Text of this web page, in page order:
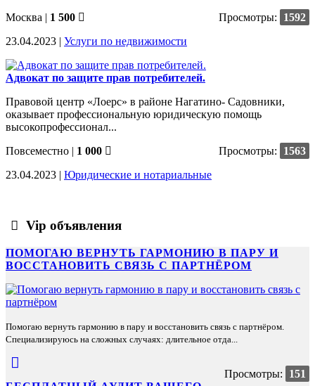
Москва | 1 500 Просмотры:
1592
23.04.2023 | Услуги по недвижимости
Адвокат по защите прав потребителей.
Правовой центр «Лоерс» в районе Нагатино- Садовники,
оказывает профессиональную юридическую помощь
высокопрофессионал...
Повсеместно | 1 000 Просмотры:
1563
23.04.2023 | Юридические и нотариальные
Vip объявления
ПОМОГАЮ ВЕРНУТЬ ГАРМОНИЮ В ПАРУ И
ВОССТАНОВИТЬ СВЯЗЬ С ПАРТНЁРОМ
Помогаю вернуть гармонию в пару и восстановить связь с партнёром.
Специализируюсь на сложных случаях: длительное отда...
Просмотры:
151